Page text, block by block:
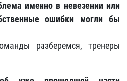
именно в невезении или
ошибки могли бы
разберемся, тренеры